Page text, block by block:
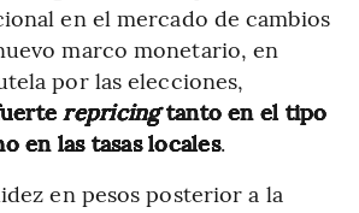
en el mercado de cambios
marco monetario, en
por las elecciones,
repricingtanto en el tipo
en las tasas locales.
en pesos posterior a la